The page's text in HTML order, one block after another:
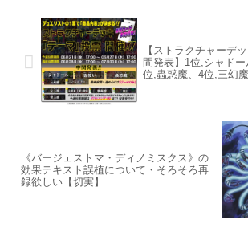
【ストラクチャーデ
間発表】1位,シャド
位,蟲惑魔、4位,三幻
《バージェストマ・ディノミスクス》の
効果テキスト誤植について・そろそろ再
録欲しい【切実】